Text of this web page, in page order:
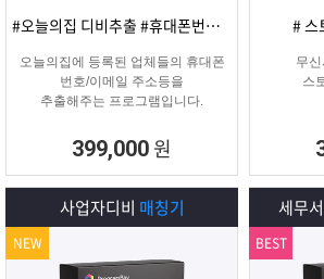
#오늘의집 디비추출 #휴대폰번호/이메일
오늘의집에 등록된 업체들의 휴대폰
번호/이메일 주소등을
추출해주는 프로그램입니다.
399,000 원
# 스
무
스
사업자디비 매칭기
NEW
세무
BEST